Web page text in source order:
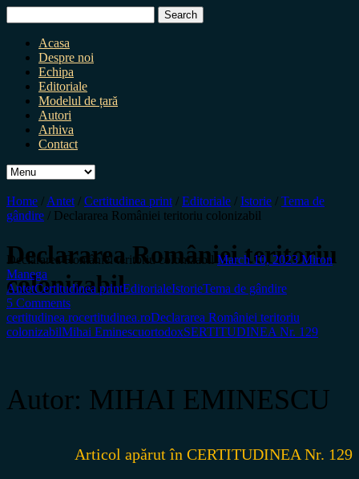
for:
Acasa
Despre noi
Echipa
Editoriale
Modelul de țară
Autori
Arhiva
Contact
Home / Antet / Certitudinea print / Editoriale / Istorie / Tema de
gândire / Declararea României teritoriu colonizabil
Declararea României teritoriu
colonizabil
Declararea României teritoriu colonizabil March 10, 2023Miron
Manega
AntetCertitudinea printEditorialeIstorieTema de gândire
5 Comments
certitudinea.rocertitudinea.roDeclararea României teritoriu
colonizabilMihai EminescuortodoxSERTITUDINEA Nr. 129
Autor: MIHAI EMINESCU
Articol apărut în CERTITUDINEA Nr. 129